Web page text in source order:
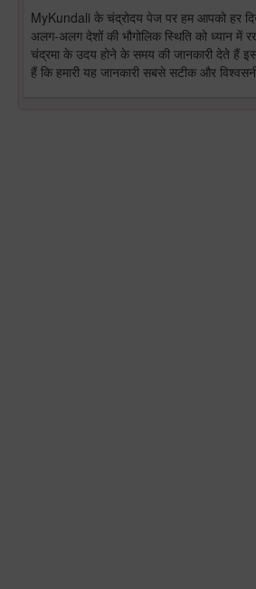
MyKundali के चंद्रोदय पेज पर हम आपको हर
अलग-अलग देशों की भौगोलिक स्थिति को ध्यान में
चंद्रमा के उदय होने के समय की जानकारी देते हैं
हैं कि हमारी यह जानकारी सबसे सटीक और